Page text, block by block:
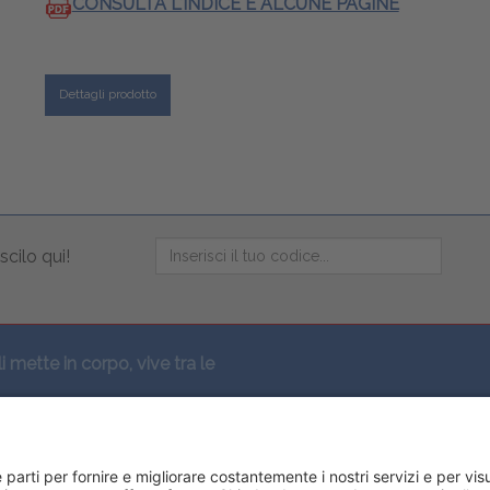
CONSULTA L'INDICE E ALCUNE PAGINE
Dettagli prodotto
qui!
mette in corpo, vive tra le